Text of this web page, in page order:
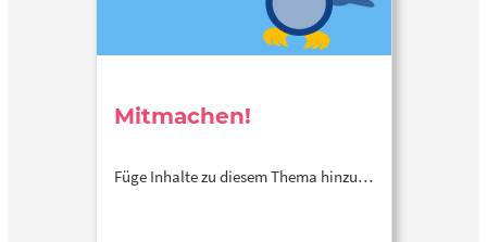
Mitmachen!
Füge Inhalte zu diesem Thema hinzu…